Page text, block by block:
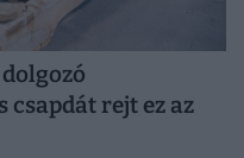
csapdát rejt ez az